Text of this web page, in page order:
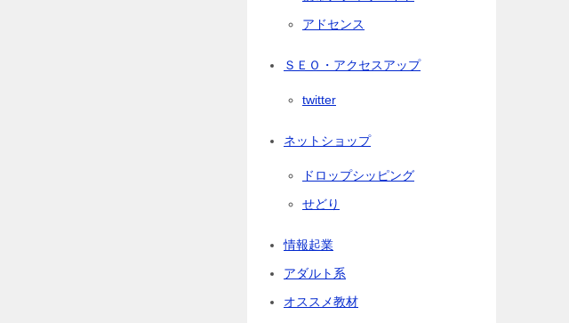
アドセンス
ＳＥＯ・アクセスアップ
twitter
ネットショップ
ドロップシッピング
せどり
情報起業
アダルト系
オススメ教材